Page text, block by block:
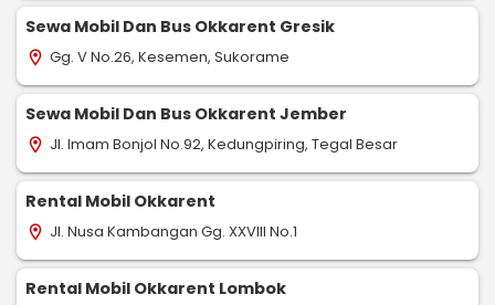
Sewa Mobil Dan Bus Okkarent Gresik
location_on Gg. V No.26, Kesemen, Sukorame
Sewa Mobil Dan Bus Okkarent Jember
location_on Jl. Imam Bonjol No.92, Kedungpiring, Tegal Besar
Rental Mobil Okkarent
location_on Jl. Nusa Kambangan Gg. XXVIII No.1
Rental Mobil Okkarent Lombok